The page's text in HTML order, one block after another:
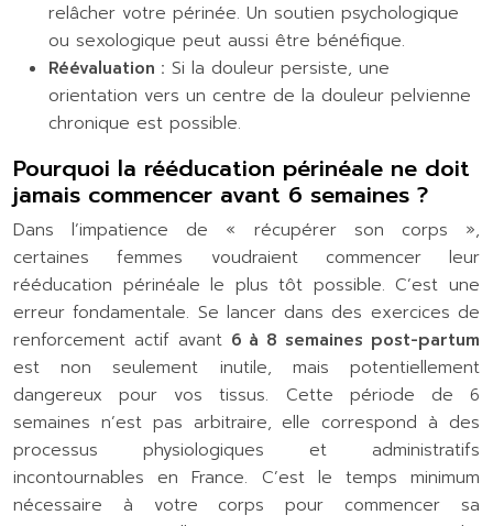
relâcher votre périnée. Un soutien psychologique
ou sexologique peut aussi être bénéfique.
Réévaluation : Si la douleur persiste, une
orientation vers un centre de la douleur pelvienne
chronique est possible.
Pourquoi la rééducation périnéale ne doit
jamais commencer avant 6 semaines ?
Dans l’impatience de « récupérer son corps »,
certaines femmes voudraient commencer leur
rééducation périnéale le plus tôt possible. C’est une
erreur fondamentale. Se lancer dans des exercices de
renforcement actif avant 6 à 8 semaines post-partum
est non seulement inutile, mais potentiellement
dangereux pour vos tissus. Cette période de 6
semaines n’est pas arbitraire, elle correspond à des
processus physiologiques et administratifs
incontournables en France. C’est le temps minimum
nécessaire à votre corps pour commencer sa